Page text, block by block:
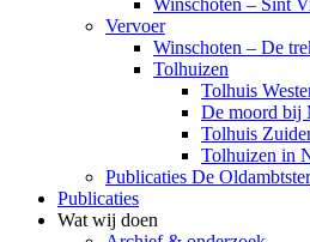
Winschoten – Sint
Vervoer
Winschoten – De
Tolhuizen
Tolhuis
De moord bij
Tolhuis
Tolhuizen in
Publicaties De Oldambtster
Publicaties
Wat wij doen